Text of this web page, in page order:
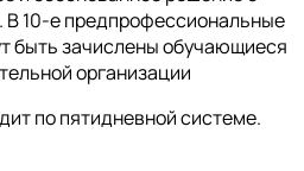
10-е предпрофессиональные
быть зачислены обучающиеся
организации
по пятидневной системе.